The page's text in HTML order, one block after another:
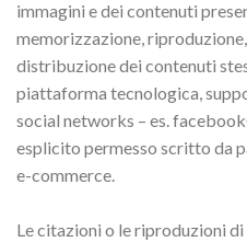
immagini e dei contenuti
memorizzazione,
distribuzione dei contenuti
piattaforma tecnologica,
social networks – es.
esplicito permesso scritto da
e-commerce.
Le citazioni o le riproduzioni